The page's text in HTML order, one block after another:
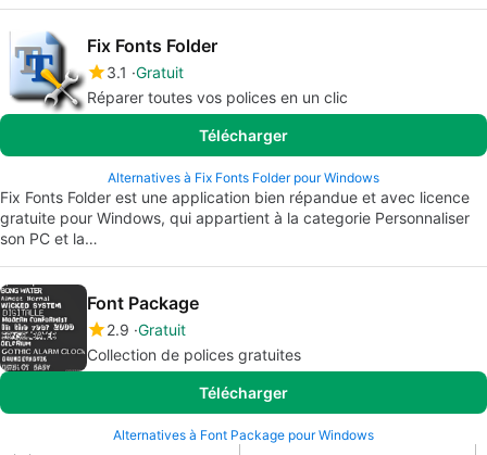
Fix Fonts Folder
3.1 Gratuit
Réparer toutes vos polices en un clic
Télécharger
Alternatives à Fix Fonts Folder pour Windows
Fix Fonts Folder est une application bien répandue et avec licence
gratuite pour Windows, qui appartient à la categorie Personnaliser
son PC et la…
Font Package
2.9 Gratuit
Collection de polices gratuites
Télécharger
Alternatives à Font Package pour Windows